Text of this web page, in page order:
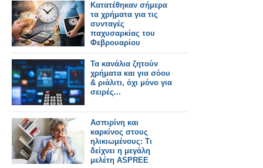
Κατατέθηκαν σήμερα
τα χρήματα για τις
συνταγές
παχυσαρκίας του
Φεβρουαρίου
Τα κανάλια ζητούν
χρήματα και για σόου
& ριάλιτι, όχι μόνο για
σειρές...
Ασπιρίνη και
καρκίνος στους
ηλικιωμένους: Τι
δείχνει η μεγάλη
μελέτη ASPREE